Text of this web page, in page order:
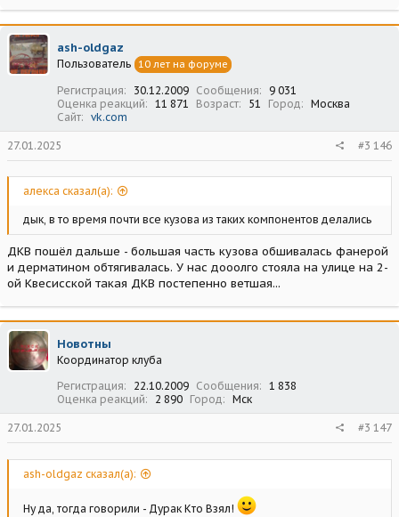
а
к
ц
и
и
ash-oldgaz
Пользователь 10 лет на форуме
Регистрация 30.12.2009 Сообщения
9 031
Оценка реакций
11 871 Возраст 51 Город
Москва
Сайт
vk.com
27.01.2025 #3 146
алекса сказал(а):
дык, в то время почти все кузова из таких компонентов делались
ДКВ пошёл дальше - большая часть кузова обшивалась фанерой
и дерматином обтягивалась. У нас дооолго стояла на улице на 2-
ой Квесисской такая ДКВ постепенно ветшая...
Новотны
Координатор клуба
Регистрация
22.10.2009 Сообщения
1 838
Оценка реакций
2 890 Город Мск
27.01.2025 #3 147
ash-oldgaz сказал(а):
Ну да, тогда говорили - Дурак Кто Взял!